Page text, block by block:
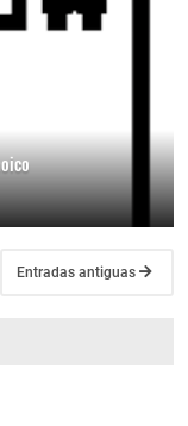
Entradas antiguas